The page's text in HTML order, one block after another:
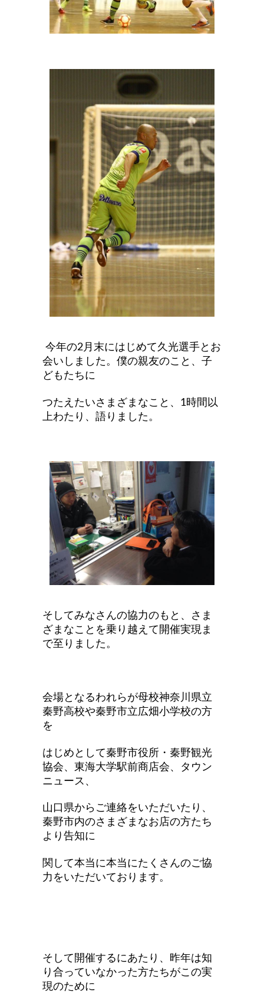
今年の2月末にはじめて久光選手とお
会いしました。僕の親友のこと、子
どもたちに
つたえたいさまざまなこと、1時間以
上わたり、語りました。
そしてみなさんの協力のもと、さま
ざまなことを乗り越えて開催実現ま
で至りました。
会場となるわれらが母校神奈川県立
秦野高校や秦野市立広畑小学校の方
を
はじめとして秦野市役所・秦野観光
協会、東海大学駅前商店会、タウン
ニュース、
山口県からご連絡をいただいたり、
秦野市内のさまざまなお店の方たち
より告知に
関して本当に本当にたくさんのご協
力をいただいております。
そして開催するにあたり、昨年は知
り合っていなかった方たちがこの実
現のために